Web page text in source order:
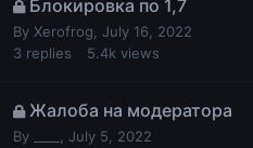
Блокировка по 1,7
By Xerofrog July 16, 2022
3 replies 5.4k views
Жалоба на модератора
By
July 5, 2022